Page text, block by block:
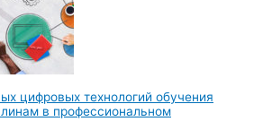
цифровых технологий обучения
в профессиональном